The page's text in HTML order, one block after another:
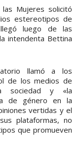
Mujeres solicitó
estereotipos de
luego de las
intendenta Bettina
llamó a los
de los medios de
sociedad y «la
de género en la
vertidas y el
plataformas, no
que promueven